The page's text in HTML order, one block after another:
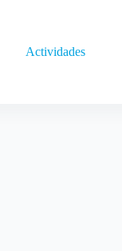
Actividades